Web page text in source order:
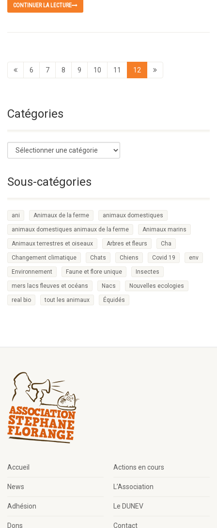
CONTINUER LA LECTURE
6 7 8 9 10 11 12
Catégories
Sous-catégories
ani Animaux de la ferme animaux domestiques
animaux domestiques animaux de la ferme Animaux marins
Animaux terrestres et oiseaux Arbres et fleurs Cha
Changement climatique Chats Chiens Covid 19 env
Environnement Faune et flore unique Insectes
mers lacs fleuves et océans Nacs Nouvelles ecologies
real bio tout les animaux Équidés
Accueil Actions en cours
News L’Association
Adhésion Le DUNEV
Dons Contact